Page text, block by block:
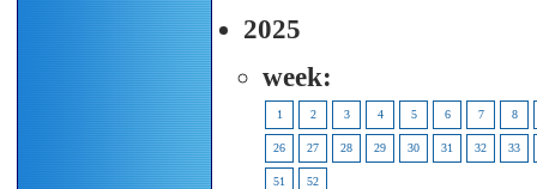
2025
week:
1 2 3 4 5 6 7 8
26 27 28 29 30 31 32 33
51 52